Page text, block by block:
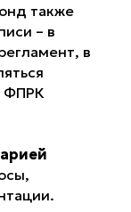
также
– в
в
ФПРК